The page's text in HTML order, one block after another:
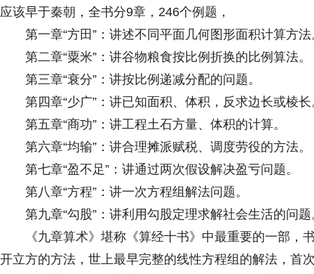
应该早于秦朝，全书分9章，246个例题，
第一章“方田”：讲述不同平面几何图形面积计算方法
第二章“粟米”：讲谷物粮食按比例折换的比例算法。
第三章“衰分”：讲按比例递减分配的问题。
第四章“少广”：讲已知面积、体积，反求边长或棱长
第五章“商功”：讲工程土石方量、体积的计算。
第六章“均输”：讲合理摊派赋税、调度劳役的方法。
第七章“盈不足”：讲通过两次假设解决盈亏问题。
第八章“方程”：讲一次方程组解法问题。
第九章“勾股”：讲利用勾股定理求解社会生活的问题
《九章算术》堪称《算经十书》中最重要的一部
开立方的方法，世上最早完整的线性方程组的解法，首